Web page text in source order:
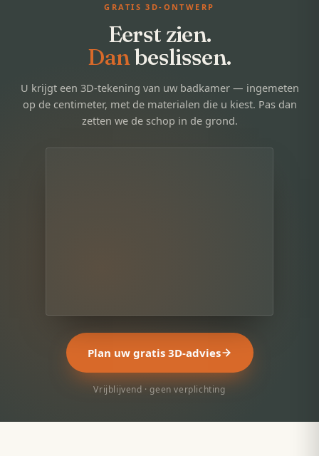
GRATIS 3D-ONTWERP
Eerst zien.
Danbeslissen.
U krijgt een 3D-tekening van uw badkamer — ingemeten
op de centimeter, met de materialen die u kiest. Pas dan
zetten we de schop in de grond.
Plan uw gratis 3D-advies
Vrijblijvend · geen verplichting